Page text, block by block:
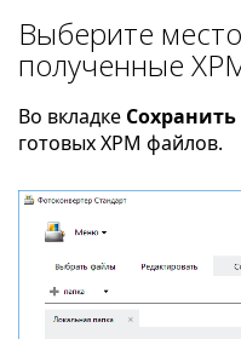
Выберите
полученные
Во вкладке Сохранить
готовых XPM файлов.